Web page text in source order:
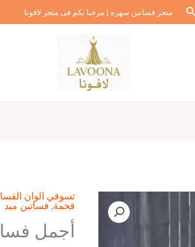
البحثمتجر فساتين سهره | مرحبا بكم فى متجر لافونا
تسوقي الوان
فخمة, فساتين ميد
أجمل